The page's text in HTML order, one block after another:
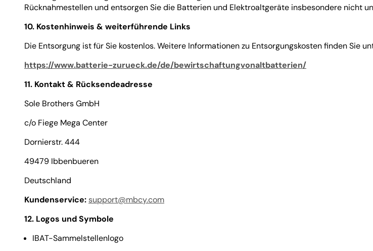
Rücknahmestellen und entsorgen Sie die Batterien und Elektroaltgeräte insbesondere nicht
10. Kostenhinweis & weiterführende Links
Die Entsorgung ist für Sie kostenlos. Weitere Informationen zu Entsorgungskosten finden Sie
https://www.batterie-zurueck.de/de/bewirtschaftungvonaltbatterien/
11. Kontakt & Rücksendeadresse
Sole Brothers GmbH
c/o Fiege Mega Center
Dornierstr. 444
49479 Ibbenbueren
Deutschland
Kundenservice: support@mbcy.com
12. Logos und Symbole
IBAT-Sammelstellenlogo